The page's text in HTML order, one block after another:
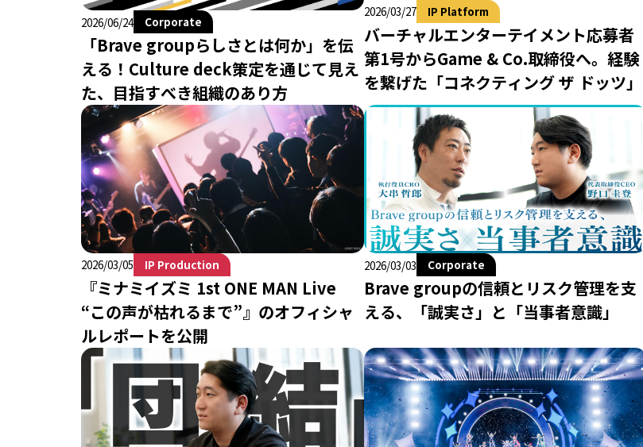
2026/06/24 Corporate
「Brave groupらしさとは何か」を伝
える！Culture deck策定を通じて見え
た、目指すべき組織のあり方
2026/03/27 IP Platform
バーチャルエンターテイメント応募者
第1号からGame & Co.取締役へ。経験
を繋げた「コネクティング ザ ドッツ」
2026/03/05 IP Production
『ミナミイズミ 1st ONE MAN Live
“この声が枯れるまで”』のオフィシャ
ルレポートを公開
2026/03/03 Corporate
Brave groupの信頼とリスク管理を支
える、「誠実さ」と「当事者意識」